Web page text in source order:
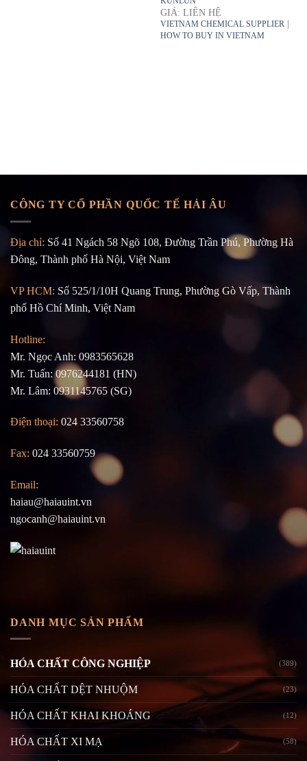
GIÁ: LIÊN HỆ
VIETNAM CHEMICAL SUPPLIER
HOW TO BUY IN VIETNAM
CÔNG TY CỔ PHẦN QUỐC TẾ HẢI ÂU
Địa chỉ: Số 41 Ngách 58 Ngõ 108, Đường Trần Phú, Phường Hà
Đông, Thành phố Hà Nội, Việt Nam
VP HCM: Số 525/1/10H Quang Trung, Phường Gò Vấp, Thành
phố Hồ Chí Minh, Việt Nam
Hotline:
Mr. Ngọc Anh: 0983565628
Mr. Tuấn: 0976244181 (HN)
Mr. Lâm: 0931145765 (SG)
Điện thoại: 024 33560758
Fax: 024 33560759
Email:
haiau@haiauint.vn
ngocanh@haiauint.vn
DANH MỤC SẢN PHẨM
HÓA CHẤT CÔNG NGHIỆP (389)
HÓA CHẤT DỆT NHUỘM (23)
HÓA CHẤT KHAI KHOÁNG (12)
HÓA CHẤT XI MẠ (58)